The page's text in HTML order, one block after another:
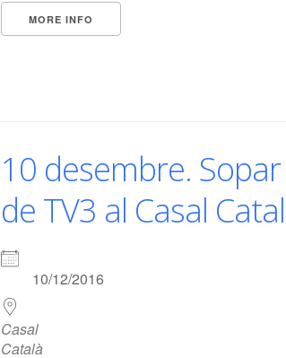
MORE INFO
10 desembre.
de TV3 al Casal
10/12/2016
Casal
Català